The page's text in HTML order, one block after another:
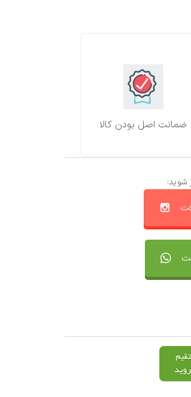
ضمانت اصل بودن کالا
شوید: